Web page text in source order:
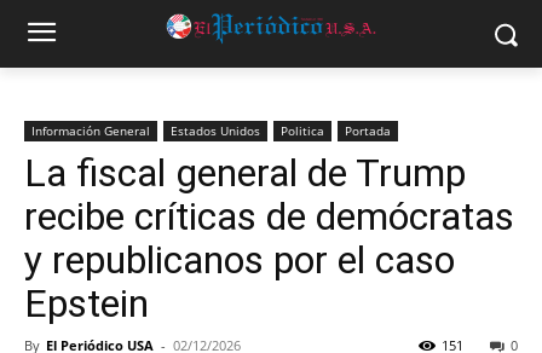
Información General Estados Unidos Politica Portada
La fiscal general de Trump
recibe críticas de demócratas
y republicanos por el caso
Epstein
By El Periódico USA - 02/12/2026 0
151